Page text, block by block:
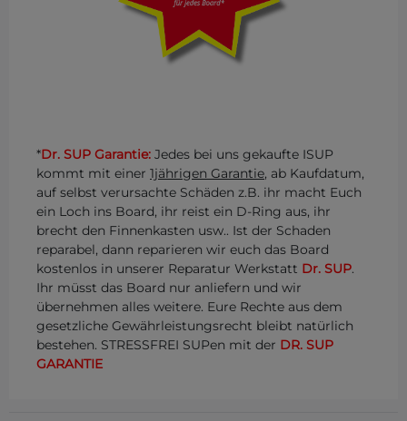
*Dr. SUP Garantie: Jedes bei uns gekaufte ISUP
kommt mit einer 1jährigen Garantie, ab Kaufdatum,
auf selbst verursachte Schäden z.B. ihr macht Euch
ein Loch ins Board, ihr reist ein D-Ring aus, ihr
brecht den Finnenkasten usw.. Ist der Schaden
reparabel, dann reparieren wir euch das Board
kostenlos in unserer Reparatur Werkstatt Dr. SUP.
Ihr müsst das Board nur anliefern und wir
übernehmen alles weitere. Eure Rechte aus dem
gesetzliche Gewährleistungsrecht bleibt natürlich
bestehen. STRESSFREI SUPen mit der DR. SUP
GARANTIE